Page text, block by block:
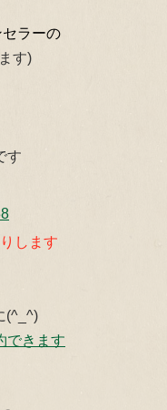
ラーの
す)
す
します
(^_^)
できます